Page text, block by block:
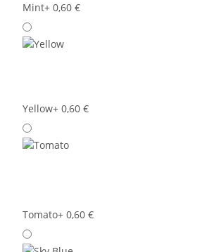
Mint+ 0,60 €
Yellow+ 0,60 €
Tomato+ 0,60 €